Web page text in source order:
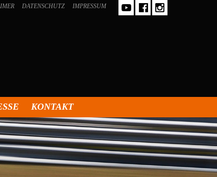
DATENSCHUTZ IMPRESSUM
KONTAKT